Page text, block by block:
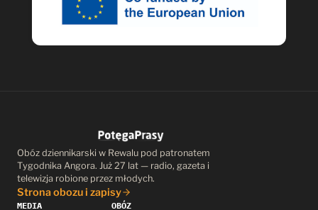
Obóz dziennikarski w Rewalu pod patronatem
Tygodnika Angora. Już 27 lat — radio, gazeta i
telewizja robione przez młodych.
Strona obozu i zapisy
MEDIA OBÓZ